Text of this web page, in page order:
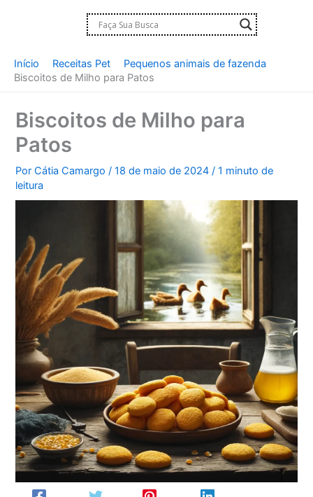
Início Receitas Pet
Pequenos animais de fazenda
Biscoitos de Milho para Patos
Biscoitos de Milho para
Patos
PorCátia Camargo/18 de maio de 2024/1 minuto de
leitura